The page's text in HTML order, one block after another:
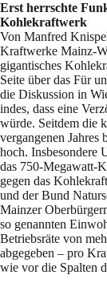
Erst herrschte
Kohlekraftwerk
Von Manfred
Kraftwerke Mainz-
gigantisches
Seite über das Für
die Diskussion in
indes, dass eine
würde. Seitdem die
vergangenen
hoch. Insbesondere
das 750-Megawatt-
gegen das
und der Bund
Mainzer
so genannten
Betriebsräte von
abgegeben – pro
wie vor die Spalten